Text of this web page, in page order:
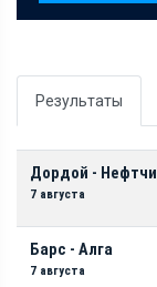
Результаты
Дордой - Нефтчи
7 августа
Барс - Алга
7 августа